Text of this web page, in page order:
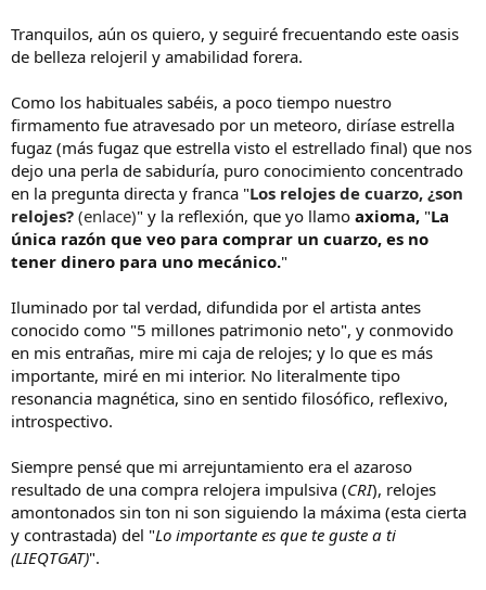
Tranquilos, aún os quiero, y seguiré frecuentando este oasis
de belleza relojeril y amabilidad forera.
Como los habituales sabéis, a poco tiempo nuestro
firmamento fue atravesado por un meteoro, diríase estrella
fugaz (más fugaz que estrella visto el estrellado final) que nos
dejo una perla de sabiduría, puro conocimiento concentrado
en la pregunta directa y franca "Los relojes de cuarzo, ¿son
relojes? (enlace)" y la reflexión, que yo llamo axioma, "La
única razón que veo para comprar un cuarzo, es no
tener dinero para uno mecánico."
Iluminado por tal verdad, difundida por el artista antes
conocido como "5 millones patrimonio neto", y conmovido
en mis entrañas, mire mi caja de relojes; y lo que es más
importante, miré en mi interior. No literalmente tipo
resonancia magnética, sino en sentido filosófico, reflexivo,
introspectivo.
Siempre pensé que mi arrejuntamiento era el azaroso
resultado de una compra relojera impulsiva (CRI), relojes
amontonados sin ton ni son siguiendo la máxima (esta cierta
y contrastada) del "Lo importante es que te guste a ti
(LIEQTGAT)".